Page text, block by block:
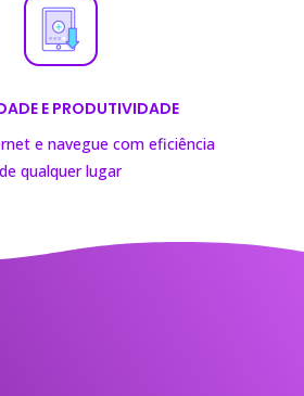
E PRODUTIVIDADE
e navegue com eficiência
dequalquer lugar